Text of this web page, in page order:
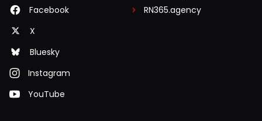
Facebook
X
Bluesky
Instagram
YouTube
RN365.agency